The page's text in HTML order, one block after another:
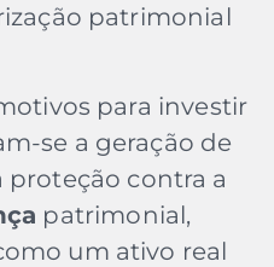
patrimonial
para investir
se a geração de
proteção contra a
patrimonial,
um ativo real